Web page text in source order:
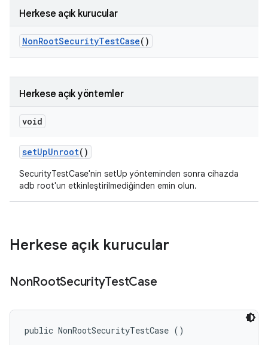
Herkese açık kurucular
NonRootSecurityTestCase()
Herkese açık yöntemler
void
setUpUnroot()
SecurityTestCase'nin setUp yönteminden sonra cihazda
adb root'un etkinleştirilmediğinden emin olun.
Herkese açık kurucular
NonRootSecurityTestCase
public NonRootSecurityTestCase ()